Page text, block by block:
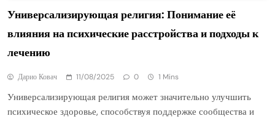
Универсализирующая религия: Понимание её
влияния на психические расстройства и подходы к
лечению
Дарио Ковач 11/08/2025 0 1 Mins
Универсализирующая религия может значительно улучшить
психическое здоровье, способствуя поддержке сообщества и